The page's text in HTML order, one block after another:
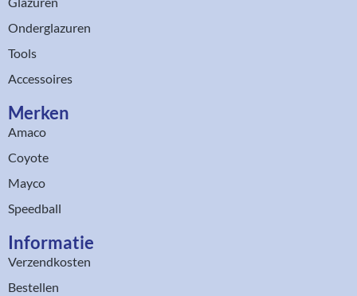
Onderglazuren
Tools
Accessoires
Merken
Amaco
Coyote
Mayco
Speedball
Informatie
Verzendkosten
Bestellen